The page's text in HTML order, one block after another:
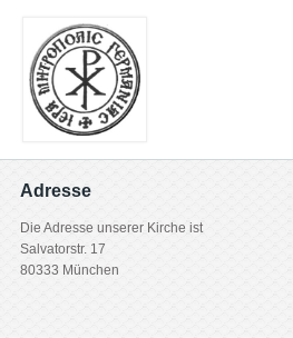
Adresse
Die Adresse unserer Kirche ist
Salvatorstr. 17
80333 München